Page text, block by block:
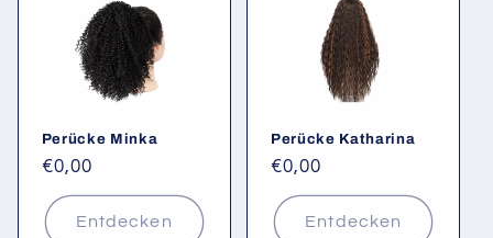
Perücke Minka
Normaler
Preis
€0,00
Entdecken
Perücke Katharina
Normaler
Preis
€0,00
Entdecken